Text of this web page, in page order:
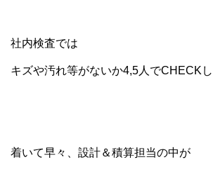
社内検査では
キズや汚れ等がないか4,5人でCHECKし
着いて早々、設計＆積算担当の中が